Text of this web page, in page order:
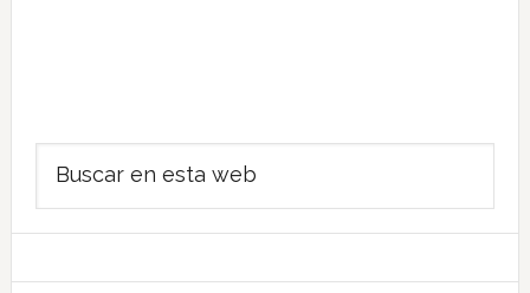
Barra
lateral
principal